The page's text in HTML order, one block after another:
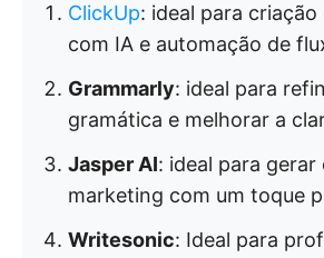
ClickUp: ideal para
com IA e automação de
Grammarly: ideal para
gramática e melhorar a
Jasper AI: ideal para
marketing com um toque
Writesonic: Ideal para